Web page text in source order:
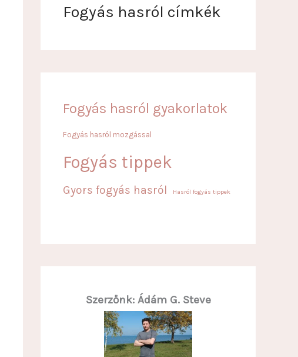
Fogyás hasról címkék
Fogyás hasról gyakorlatok
Fogyás hasról mozgással
Fogyás tippek
Gyors fogyás hasról Hasról fogyás tippek
Szerzőnk: Ádám G. Steve